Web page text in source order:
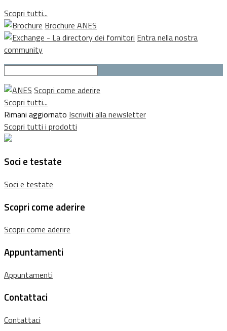
Scopri tutti...
Brochure ANES
Entra nella nostra
community
Scopri come aderire
Scopri tutti...
Rimani aggiornato Iscriviti alla newsletter
Scopri tutti i prodotti
Soci e testate
Soci e testate
Scopri come aderire
Scopri come aderire
Appuntamenti
Appuntamenti
Contattaci
Contattaci